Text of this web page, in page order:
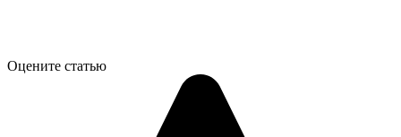
Оцените статью